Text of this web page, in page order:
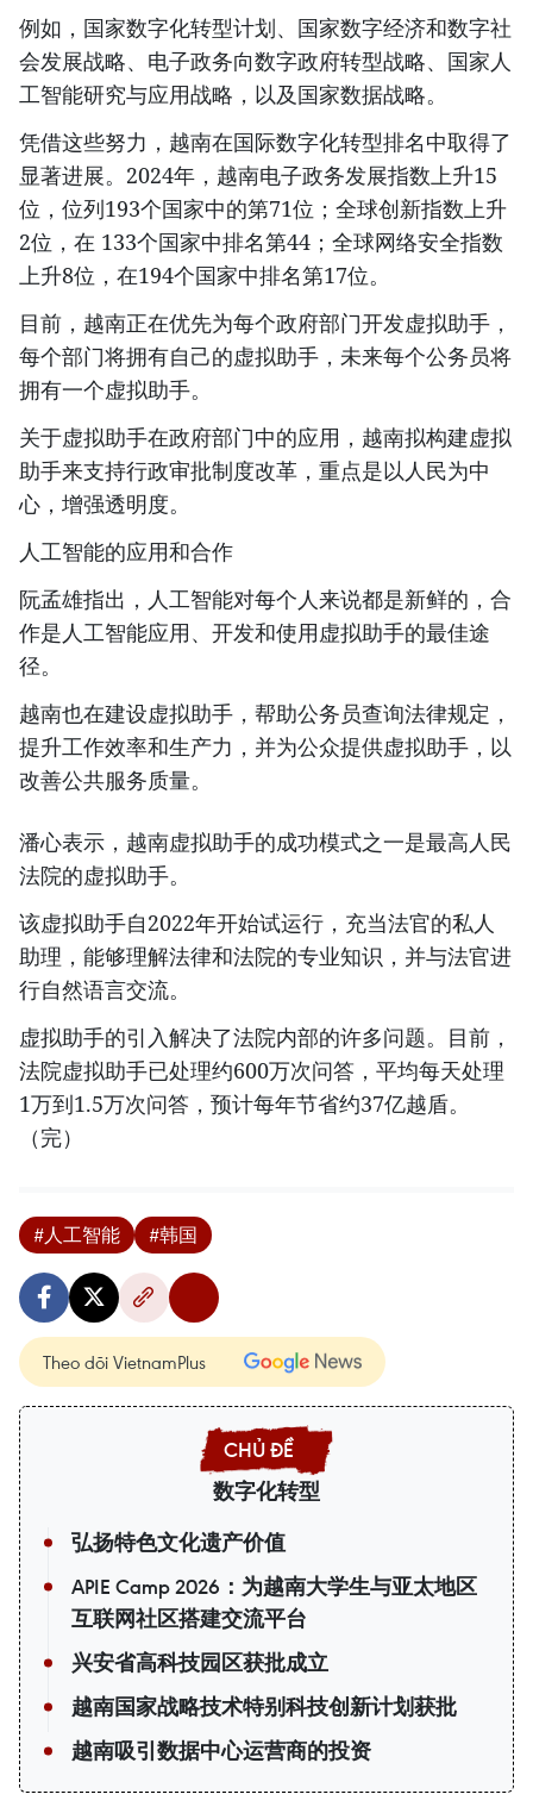
例如，国家数字化转型计划、国家数字经济和数字社
会发展战略、电子政务向数字政府转型战略、国家人
工智能研究与应用战略，以及国家数据战略。
凭借这些努力，越南在国际数字化转型排名中取得了
显著进展。2024年，越南电子政务发展指数上升15
位，位列193个国家中的第71位；全球创新指数上升
2位，在 133个国家中排名第44；全球网络安全指数
上升8位，在194个国家中排名第17位。
目前，越南正在优先为每个政府部门开发虚拟助手，
每个部门将拥有自己的虚拟助手，未来每个公务员将
拥有一个虚拟助手。
关于虚拟助手在政府部门中的应用，越南拟构建虚拟
助手来支持行政审批制度改革，重点是以人民为中
心，增强透明度。
人工智能的应用和合作
阮孟雄指出，人工智能对每个人来说都是新鲜的，合
作是人工智能应用、开发和使用虚拟助手的最佳途
径。
越南也在建设虚拟助手，帮助公务员查询法律规定，
提升工作效率和生产力，并为公众提供虚拟助手，以
改善公共服务质量。
潘心表示，越南虚拟助手的成功模式之一是最高人民
法院的虚拟助手。
该虚拟助手自2022年开始试运行，充当法官的私人
助理，能够理解法律和法院的专业知识，并与法官进
行自然语言交流。
虚拟助手的引入解决了法院内部的许多问题。目前，
法院虚拟助手已处理约600万次问答，平均每天处理
1万到1.5万次问答，预计每年节省约37亿越盾。
（完）
#人工智能 #韩国
Theo dõi VietnamPlus
数字化转型
弘扬特色文化遗产价值
APIE Camp 2026：为越南大学生与亚太地区
互联网社区搭建交流平台
兴安省高科技园区获批成立
越南国家战略技术特别科技创新计划获批
越南吸引数据中心运营商的投资